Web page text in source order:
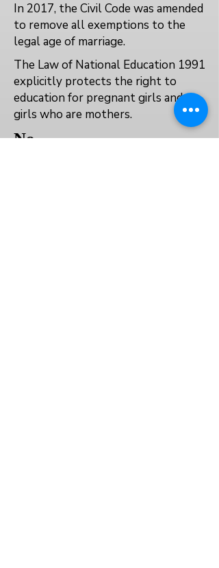
In 2017, the Civil Code was amended
to remove all exemptions to the
legal age of marriage.
The Law of National Education 1991
explicitly protects the right to
education for pregnant girls and
girls who are mothers.
No